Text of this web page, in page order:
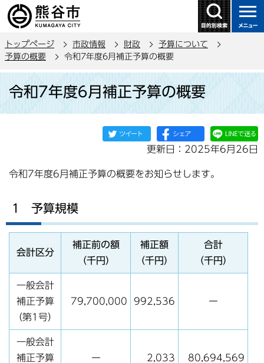
の
ー
トップページ 市政情報 財政
予算について
予算の概要
令和7年度6月補正予算の概要
令和7年度6月補正予算の概要
更新日：2025年6月26日
令和7年度6月補正予算の概要をお知らせします。
1 予算規模
会計区分
補正前の額
（千円）
補正額
（千円）
合計
（千円）
一般会計
補正予算
（第1号）
79,700,000 992,536 ー
一般会計
補正予算
ー 2,033 80,694,569